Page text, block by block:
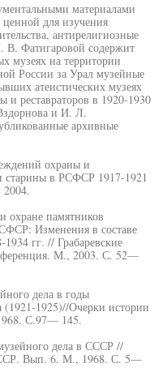
материалами
для изучения
антирелигиозные
В. Фатигаровой содержит
музеях на территории
России за Урал музейные
атеистических музеях
и реставраторов в 1920-1930
и И. Л.
архивные
охраны и
старины в РСФСР 1917-1921
2004.
охране памятников
Изменения в составе
гг. // Грабаревские
М., 2003. С. 52—
дела в годы
(1921-1925)//Очерки истории
С.97— 145.
дела в СССР //
Вып. 6. М., 1968. С. 5—